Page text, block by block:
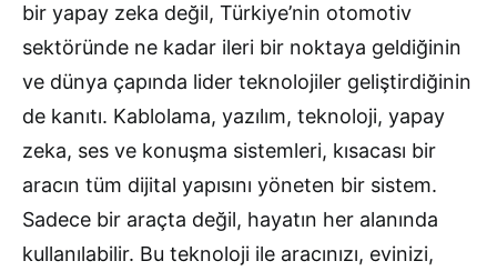
bir yapay zeka değil, Türkiye’nin otomotiv
sektöründe ne kadar ileri bir noktaya geldiğinin
ve dünya çapında lider teknolojiler geliştirdiğinin
de kanıtı. Kablolama, yazılım, teknoloji, yapay
zeka, ses ve konuşma sistemleri, kısacası bir
aracın tüm dijital yapısını yöneten bir sistem.
Sadece bir araçta değil, hayatın her alanında
kullanılabilir. Bu teknoloji ile aracınızı, evinizi,